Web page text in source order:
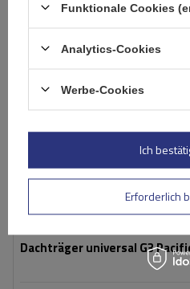
Dachträger universal G3
Funktionale Cookies
Analytics-Cookies
Werbe-Cookies
Erforderlich
Ich